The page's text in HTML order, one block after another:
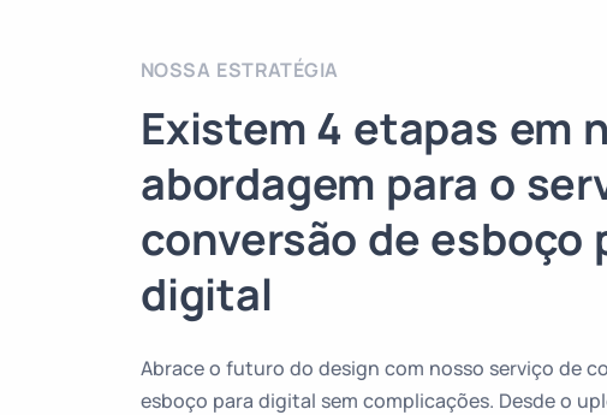
NOSSA ESTRATÉGIA
Existem 4 etapas em
abordagem para o
conversão de esboço
digital
Abrace o futuro do design com nosso serviço de
esboço para digital sem complicações. Desde o